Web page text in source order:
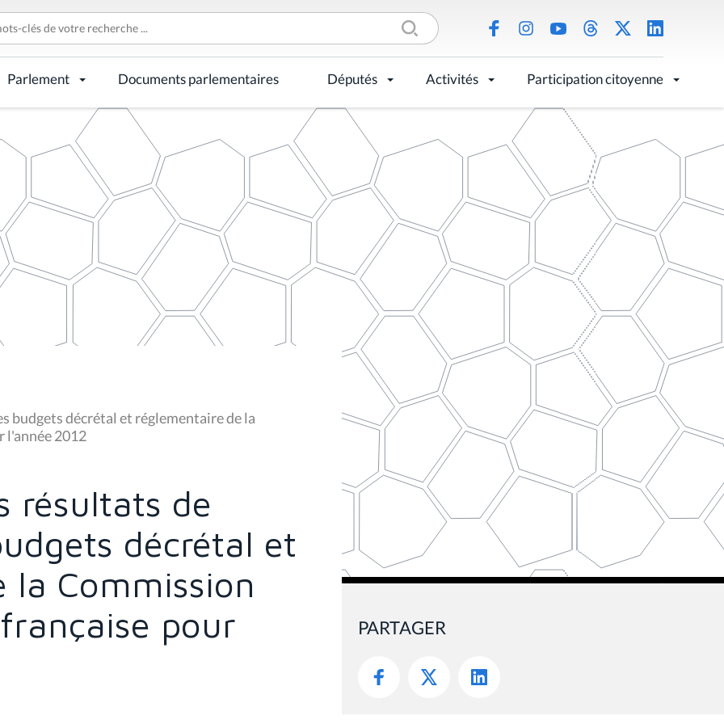
Parlement Documents parlementaires Députés Activités Participation citoyenne
budgets décrétal et réglementaire de la
l'année 2012
résultats de
décrétal et
la Commission
pour
PARTAGER